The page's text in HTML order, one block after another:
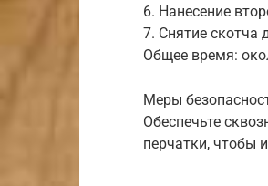
6. Нанесение
7. Снятие скотча
Общее время:
Меры
Обеспечьте
перчатки, чтобы